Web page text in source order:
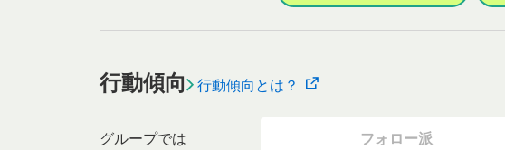
行動傾向 行動傾向とは？
グループでは フォロー派